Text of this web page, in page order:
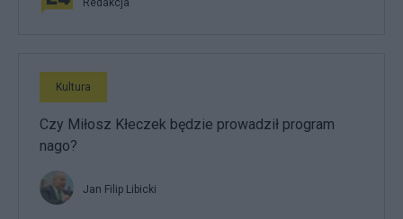
Kultura
Czy Miłosz Kłeczek będzie prowadził program
nago?
Jan Filip Libicki